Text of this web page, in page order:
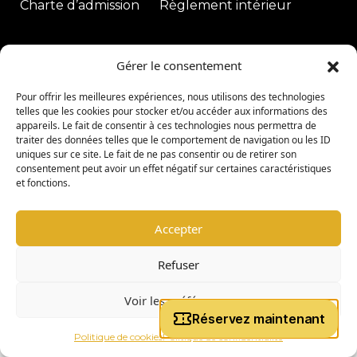
Gérer le consentement
Pour offrir les meilleures expériences, nous utilisons des technologies
telles que les cookies pour stocker et/ou accéder aux informations des
appareils. Le fait de consentir à ces technologies nous permettra de
traiter des données telles que le comportement de navigation ou les ID
uniques sur ce site. Le fait de ne pas consentir ou de retirer son
consentement peut avoir un effet négatif sur certaines caractéristiques
et fonctions.
Accepter
Refuser
Voir les préférences
Politique de cookiesPolitique de confidentialité
Charte d’admission
Règlement intérieur
Coligny Car Museum|Tous droits réservés